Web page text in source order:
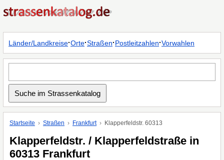
Länder/Landkreise·Orte·Straßen·Postleitzahlen·Vorwahlen
Startseite Straßen Frankfurt Klapperfeldstr. 60313
Klapperfeldstr. / Klapperfeldstraße in
60313 Frankfurt